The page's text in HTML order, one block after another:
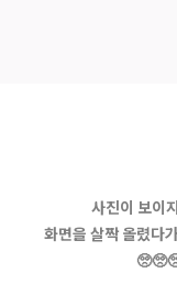
사진이 보이
화면을 살짝 올렸다